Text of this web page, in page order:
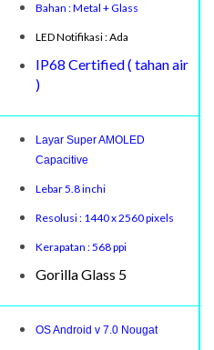
Bahan : Metal + Glass
LED Notifikasi : Ada
IP68 Certified ( tahan air
)
Layar Super AMOLED
Capacitive
Lebar 5.8 inchi
Resolusi : 1440 x 2560 pixels
Kerapatan : 568 ppi
Gorilla Glass 5
OS Android v 7.0 Nougat